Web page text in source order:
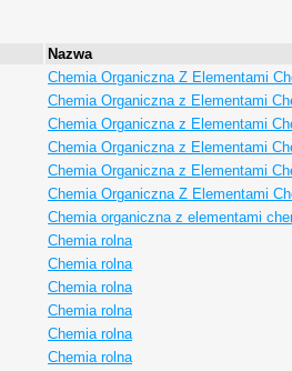
Nazwa
Chemia Organiczna Z Elementami
Chemia Organiczna z Elementami
Chemia Organiczna z Elementami
Chemia Organiczna z Elementami
Chemia Organiczna z Elementami
Chemia Organiczna Z Elementami
Chemia organiczna z elementami
Chemia rolna
Chemia rolna
Chemia rolna
Chemia rolna
Chemia rolna
Chemia rolna